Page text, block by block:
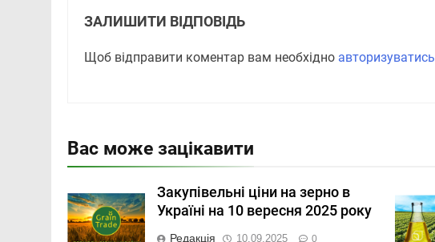
ЗАЛИШИТИ ВІДПОВІДЬ
Щоб відправити коментар вам необхідно авторизуватись
Вас може зацікавити
Закупівельні ціни на зерно в
Україні на 10 вересня 2025 року
Редакція 10.09.2025 0